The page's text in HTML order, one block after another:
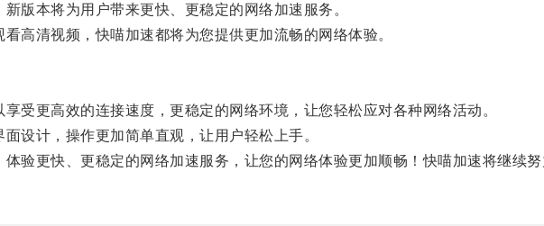
本将为用户带来更快、更稳定的网络加速服务。
清视频，快喵加速都将为您提供更加流畅的网络体验。
更高效的连接速度，更稳定的网络环境，让您轻松应对各种网络活动。
计，操作更加简单直观，让用户轻松上手。
更快、更稳定的网络加速服务，让您的网络体验更加顺畅！快喵加速将继续